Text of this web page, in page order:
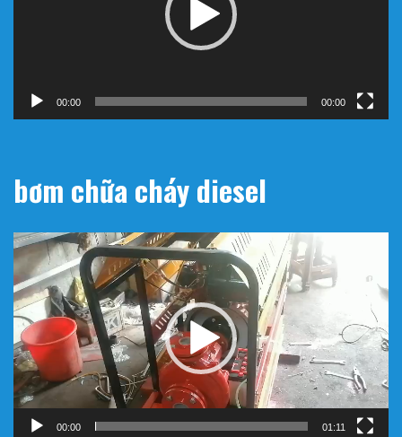
00:00 00:00
bơm chữa cháy diesel
Trình
chơi
Video
00:00 01:11